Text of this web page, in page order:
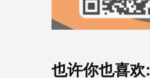
也许你也喜欢: